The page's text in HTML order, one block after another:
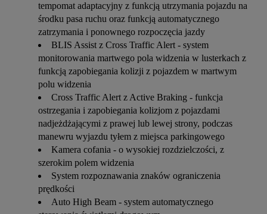
tempomat adaptacyjny z funkcją utrzymania pojazdu na
środku pasa ruchu oraz funkcją automatycznego
zatrzymania i ponownego rozpoczęcia jazdy
BLIS Assist z Cross Traffic Alert - system
monitorowania martwego pola widzenia w lusterkach z
funkcją zapobiegania kolizji z pojazdem w martwym
polu widzenia
Cross Traffic Alert z Active Braking - funkcja
ostrzegania i zapobiegania kolizjom z pojazdami
nadjeżdżającymi z prawej lub lewej strony, podczas
manewru wyjazdu tyłem z miejsca parkingowego
Kamera cofania - o wysokiej rozdzielczości, z
szerokim polem widzenia
System rozpoznawania znaków ograniczenia
prędkości
Auto High Beam - system automatycznego